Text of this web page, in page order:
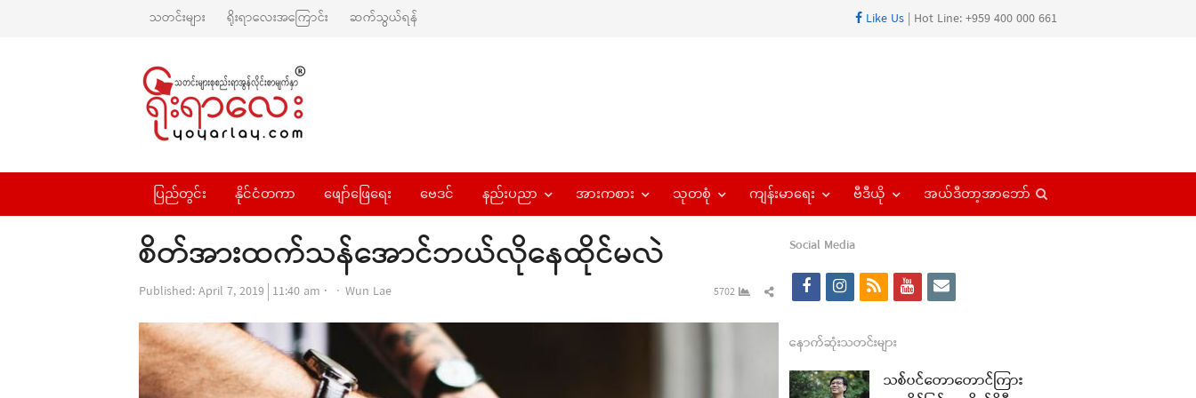
သတင်းများ ရိုးရာလေးအကြောင်း ဆက်သွယ်ရန် Like Us | Hot Line: +959 400 000 661
ပြည်တွင်း နိုင်ငံတကာ ဖျော်ဖြေရေး ဗေဒင် နည်းပညာ အားကစား သုတစုံ ကျန်းမာရေး ဗီဒီယို အယ်ဒီတာ့အာဘော်
စိတ်အားထက်သန်အောင်ဘယ်လိုနေထိုင်မလဲ
Published:April 7, 2019 11:40 am Author
Wun Lae 5702
Share
post
Social Media
f
c
e
i
s
t
r
s
y
t
e
i
နောက်ဆုံးသတင်းများ
သစ်ပင်တောတောင်ကြား